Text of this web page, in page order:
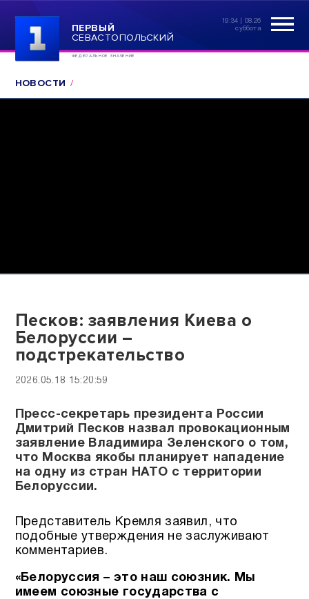
ПЕРВЫЙ
СЕВАСТОПОЛЬСКИЙ
ФЕДЕРАЛЬНОЕ ЗНАЧЕНИЕ
19:34 | 08.26
суббота
НОВОСТИ
Песков: заявления Киева о
Белоруссии –
подстрекательство
2026.05.18 15:20:59
Пресс-секретарь президента России
Дмитрий Песков назвал провокационным
заявление Владимира Зеленского о том,
что Москва якобы планирует нападение
на одну из стран НАТО с территории
Белоруссии.
Представитель Кремля заявил, что
подобные утверждения не заслуживают
комментариев.
«Белоруссия – это наш союзник. Мы
имеем союзные государства с